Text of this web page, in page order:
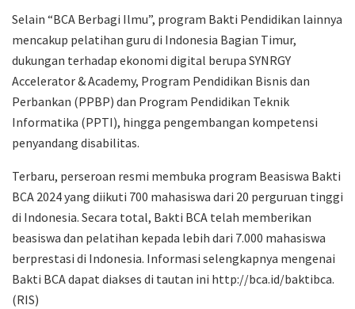
Selain “BCA Berbagi Ilmu”, program Bakti Pendidikan lainnya
mencakup pelatihan guru di Indonesia Bagian Timur,
dukungan terhadap ekonomi digital berupa SYNRGY
Accelerator & Academy, Program Pendidikan Bisnis dan
Perbankan (PPBP) dan Program Pendidikan Teknik
Informatika (PPTI), hingga pengembangan kompetensi
penyandang disabilitas.
Terbaru, perseroan resmi membuka program Beasiswa Bakti
BCA 2024 yang diikuti 700 mahasiswa dari 20 perguruan tinggi
di Indonesia. Secara total, Bakti BCA telah memberikan
beasiswa dan pelatihan kepada lebih dari 7.000 mahasiswa
berprestasi di Indonesia. Informasi selengkapnya mengenai
Bakti BCA dapat diakses di tautan ini http://bca.id/baktibca.
(RIS)